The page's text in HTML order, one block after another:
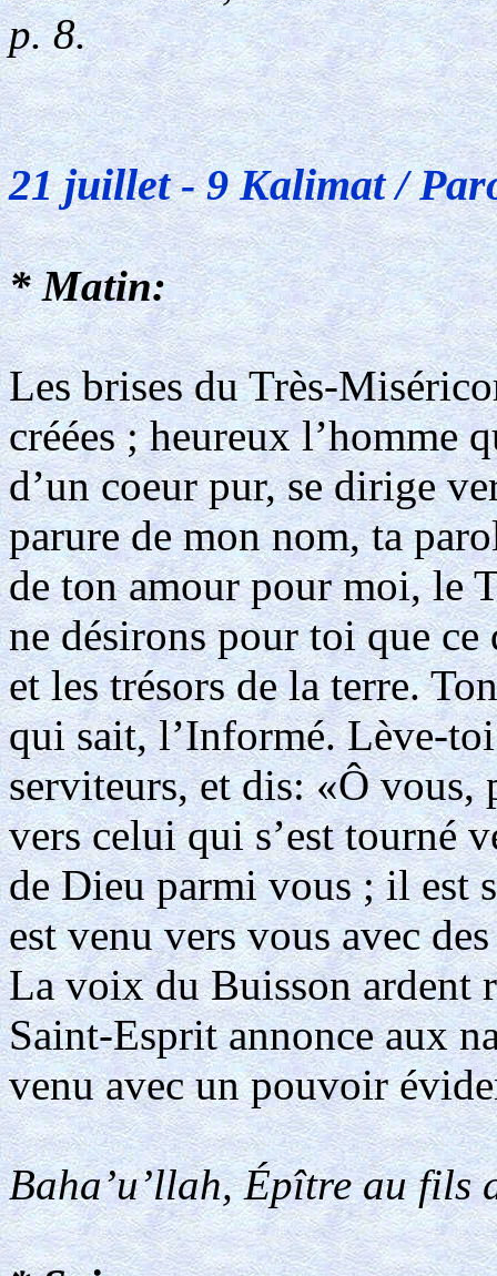
p. 8.
21 juillet - 9 Kalimat /
* Matin:
Les brises du Très-
créées ; heureux l’homme
d’un coeur pur, se dirige
parure de mon nom, ta
de ton amour pour moi, le
ne désirons pour toi que ce
et les trésors de la terre.
qui sait, l’Informé. Lève-
serviteurs, et dis: «Ô vous,
vers celui qui s’est tourné
de Dieu parmi vous ; il est
est venu vers vous avec
La voix du Buisson ardent
Saint-Esprit annonce aux
venu avec un pouvoir
Baha’u’llah, Épître au fils